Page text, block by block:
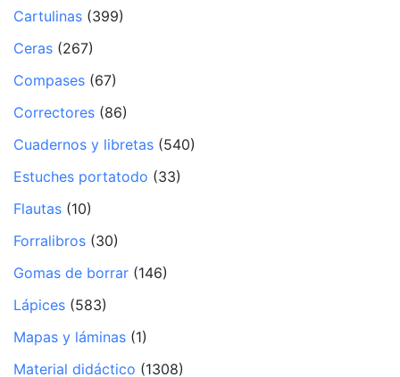
Cartulinas (399)
Ceras (267)
Compases (67)
Correctores (86)
Cuadernos y libretas (540)
Estuches portatodo (33)
Flautas (10)
Forralibros (30)
Gomas de borrar (146)
Lápices (583)
Mapas y láminas (1)
Material didáctico (1308)